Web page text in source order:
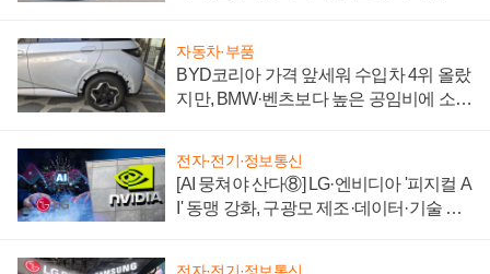
자동차·부품
BYD코리아 가격 앞세워 수입차 4위 올랐
지만, BMW·벤츠보다 높은 공임비에 소비
전자·전기·정보통신
[AI 뭉쳐야 산다⑧] LG·엔비디아 '피지컬 A
I' 동맹 강화, 구광모 제조·데이터·기술 결